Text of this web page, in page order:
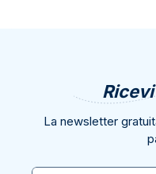
La newsletter